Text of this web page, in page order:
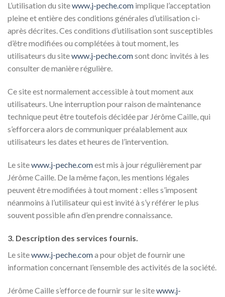
L’utilisation du sitewww.j-peche.com implique l’acceptation
pleine et entière des conditions générales d’utilisation ci-
après décrites. Ces conditions d’utilisation sont susceptibles
d’être modifiées ou complétées à tout moment, les
utilisateurs du sitewww.j-peche.comsont donc invités à les
consulter de manière régulière.
Ce site est normalement accessible à tout moment aux
utilisateurs. Une interruption pour raison de maintenance
technique peut être toutefois décidée par Jérôme Caille, qui
s’efforcera alors de communiquer préalablement aux
utilisateurs les dates et heures de l’intervention.
Le sitewww.j-peche.comest mis à jour régulièrement par
Jérôme Caille. De la même façon, les mentions légales
peuvent être modifiées à tout moment : elles s’imposent
néanmoins à l’utilisateur qui est invité à s’y référer le plus
souvent possible afin d’en prendre connaissance.
3. Description des services fournis.
Le sitewww.j-peche.coma pour objet de fournir une
information concernant l’ensemble des activités de la société.
Jérôme Caille s’efforce de fournir sur le sitewww.j-